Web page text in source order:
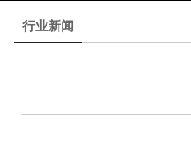
行业新闻